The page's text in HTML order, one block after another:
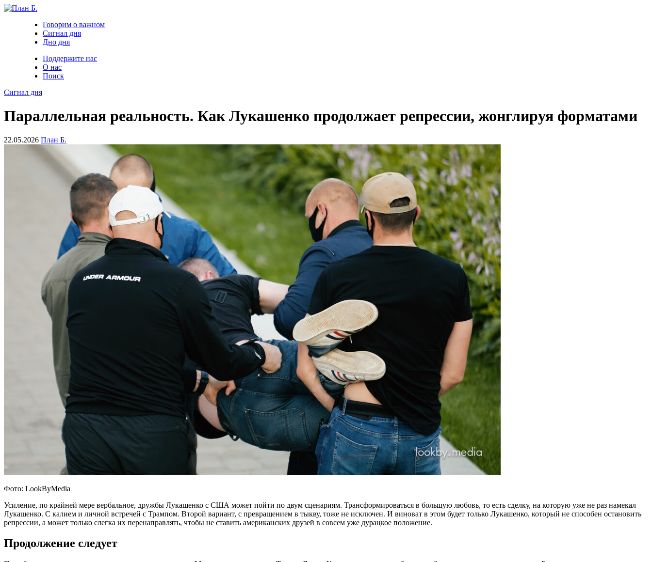
Говорим о важном
Сигнал дня
Дно дня
Поддержите нас
О нас
Поиск
Сигнал дня
Параллельная реальность. Как Лукашенко продолжает репрессии, жонглируя форматами
22.05.2026 План Б.
Фото: LookByMedia
Усиление, по крайней мере вербальное, дружбы Лукашенко с США может пойти по двум сценариям. Трансформироваться в большую любовь, то есть сделку, на которую уже не раз намекал
Лукашенко. С калием и личной встречей с Трампом. Второй вариант, с превращением в тыкву, тоже не исключен. И виноват в этом будет только Лукашенко, который не способен остановить
репрессии, а может только слегка их перенаправлять, чтобы не ставить американских друзей в совсем уже дурацкое положение.
Продолжение следует